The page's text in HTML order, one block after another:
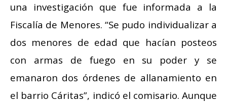
una investigación que fue informada a la
Fiscalía de Menores. “Se pudo individualizar a
dos menores de edad que hacían posteos
con armas de fuego en su poder y se
emanaron dos órdenes de allanamiento en
el barrio Cáritas”, indicó el comisario. Aunque